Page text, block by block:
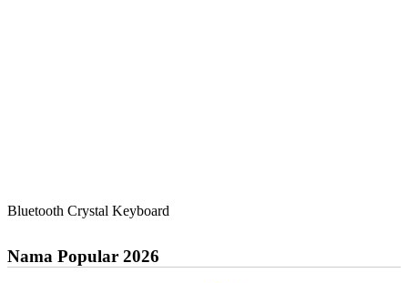
Bluetooth Crystal Keyboard
Nama Popular 2026